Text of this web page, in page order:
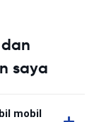
saya
mobil